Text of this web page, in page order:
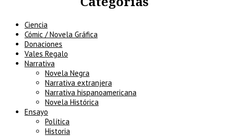
Ciencia
Cómic / Novela Gráfica
Donaciones
Vales Regalo
Narrativa
Novela Negra
Narrativa extranjera
Narrativa hispanoamericana
Novela Histórica
Ensayo
Política
Historia